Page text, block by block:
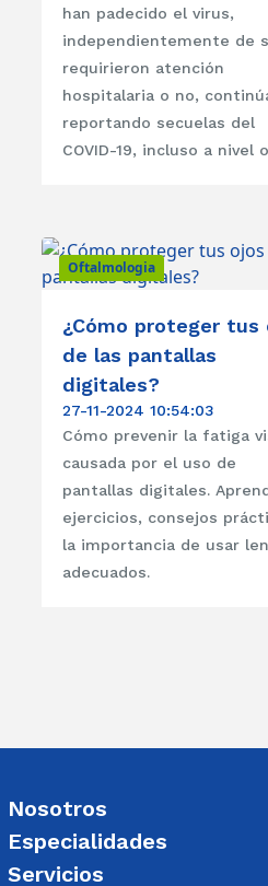
han padecido el virus,
independientemente de
requirieron atención
hospitalaria o no,
reportando secuelas del
COVID-19, incluso a nivel
Oftalmologia
¿Cómo proteger tus
de las pantallas
digitales?
27-11-2024 10:54:03
Cómo prevenir la fatiga
causada por el uso de
pantallas digitales.
ejercicios, consejos
la importancia de usar
adecuados.
Nosotros
Especialidades
Servicios